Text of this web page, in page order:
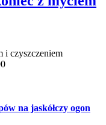
i czyszczeniem
na jaskółczy ogon